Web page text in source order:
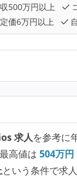
500万円以上
価6万円以上
求人を参考に
高値は 504万円
という条件で求